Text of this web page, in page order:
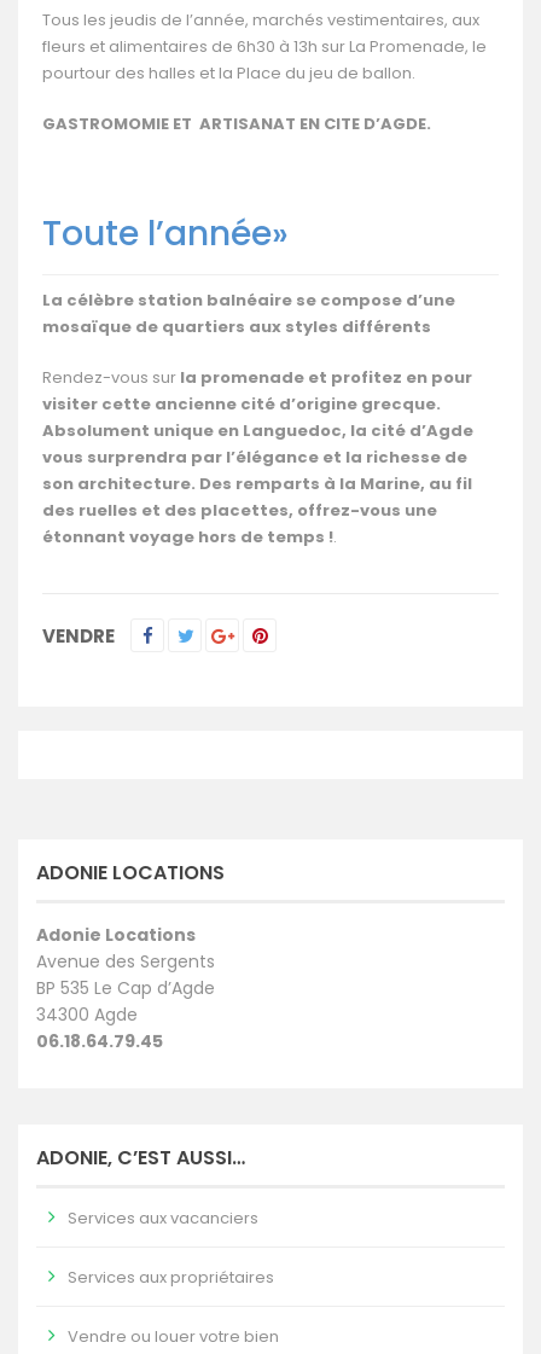
Tous les jeudis de l’année, marchés vestimentaires, aux
fleurs et alimentaires de 6h30 à 13h sur La Promenade, le
pourtour des halles et la Place du jeu de ballon.
GASTROMOMIE ET ARTISANAT EN CITE D’AGDE.
Toute l’année»
La célèbre station balnéaire se compose d’une
mosaïque de quartiers aux styles différents
Rendez-vous sur la promenade et profitez en pour
visiter cette ancienne cité d’origine grecque.
Absolument unique en Languedoc, la cité d’Agde
vous surprendra par l’élégance et la richesse de
son architecture. Des remparts à la Marine, au fil
des ruelles et des placettes, offrez-vous une
étonnant voyage hors de temps !.
VENDRE
ADONIE LOCATIONS
Adonie Locations
Avenue des Sergents
BP 535 Le Cap d’Agde
34300 Agde
06.18.64.79.45
ADONIE, C’EST AUSSI…
Services aux vacanciers
Services aux propriétaires
Vendre ou louer votre bien